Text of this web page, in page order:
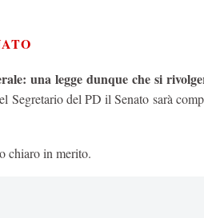
una legge dunque che si
del PD il Senato sarà
chiaro in merito.